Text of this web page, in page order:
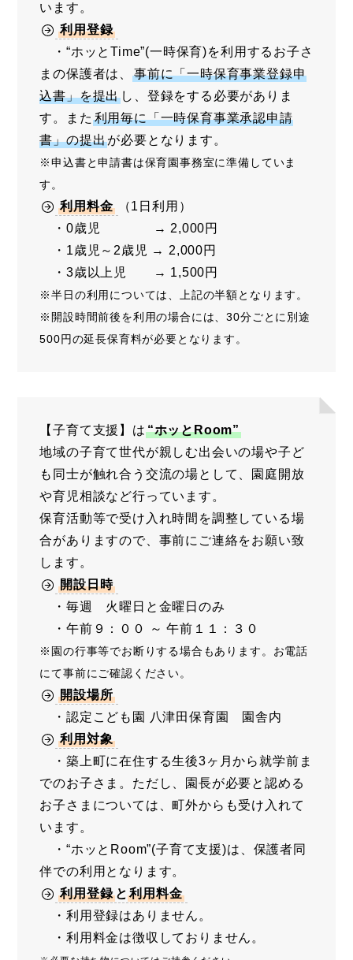
います。
利用登録
・“ホッとTime”(一時保育)を利用するお子さ
まの保護者は、事前に「一時保育事業登録申
込書」を提出 し、登録をする必要がありま
す。また 利用毎に「一時保育事業承認申請
書」の提出が必要となります。
※申込書と申請書は保育園事務室に準備していま
す。
利用料金
（1日利用）
・0歳児 → 2,000円
・1歳児～2歳児 → 2,000円
・3歳以上児 → 1,500円
※半日の利用については、上記の半額となります。
※開設時間前後を利用の場合には、30分ごとに別途
500円の延長保育料が必要となります。
【子育て支援】は “ホッとRoom”
地域の子育て世代が親しむ出会いの場や子ど
も同士が触れ合う交流の場として、園庭開放
や育児相談など行っています。
保育活動等で受け入れ時間を調整している場
合がありますので、事前にご連絡をお願い致
します。
開設日時
・毎週 火曜日と金曜日のみ
・午前９：００ ～ 午前１１：３０
※園の行事等でお断りする場合もあります。お電話
にて事前にご確認ください。
開設場所
・認定こども園 八津田保育園 園舎内
利用対象
・築上町に在住する生後3ヶ月から就学前ま
でのお子さま。ただし、園長が必要と認める
お子さまについては、町外からも受け入れて
います。
・“ホッとRoom”(子育て支援)は、保護者同
伴での利用となります。
利用登録と利用料金
・利用登録はありません。
・利用料金は徴収しておりません。